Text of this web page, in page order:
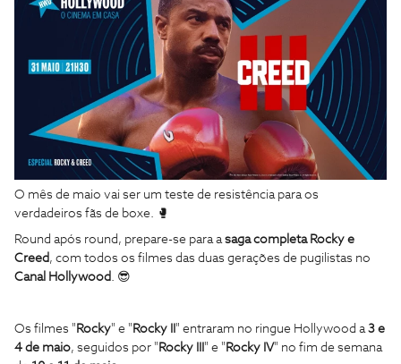
O mês de maio vai ser um teste de resistência para os
verdadeiros fãs de boxe. 🥊
Round após round, prepare-se para asaga completa Rocky e
Creed, com todos os filmes das duas gerações de pugilistas no
Canal Hollywood. 😎
Os filmes " Rocky" e " Rocky II " entraram no ringue Hollywood a3 e
4 de maio, seguidos por " Rocky III " e " Rocky IV" no fim de semana